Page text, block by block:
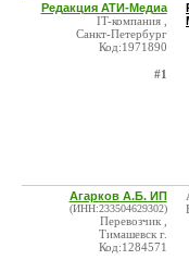
Редакция АТИ-Медиа
IT-компания ,
Санкт-Петербург
Код:1971890
#1
Агарков А.Б. ИП
(ИНН:233504629302)
Перевозчик ,
Тимашевск г.
Код:1284571